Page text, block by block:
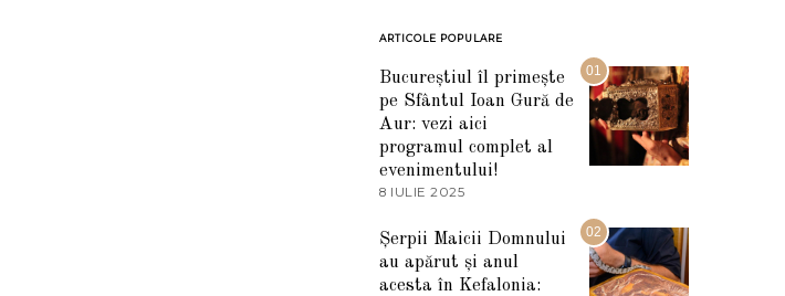
ARTICOLE POPULARE
01
Bucureștiul îl primește
pe Sfântul Ioan Gură de
Aur: vezi aici
programul complet al
evenimentului!
8 IULIE 2025
U
L
I
02
Șerpii Maicii Domnului
au apărut și anul
acesta în Kefalonia: